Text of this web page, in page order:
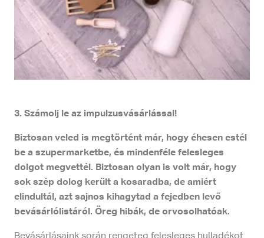
3. Számolj le az impulzusvásárlással!
Biztosan veled is megtörtént már, hogy éhesen estél
be a szupermarketbe, és mindenféle felesleges
dolgot megvettél. Biztosan olyan is volt már, hogy
sok szép dolog került a kosaradba, de amiért
elindultál, azt sajnos kihagytad a fejedben levő
bevásárlólistáról. Öreg hibák, de orvosolhatóak.
Bevásárlásaink során rengeteg felesleges hulladékot